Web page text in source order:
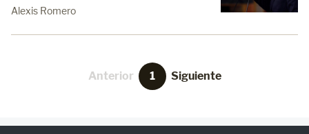
Alexis Romero
Anterior 1 Siguiente